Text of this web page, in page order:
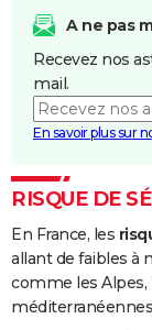
et/ou A ne pas
Recevez nos
mail.
En savoir plus sur
RISQUE DE
En France, les
allant de faibles à
comme les Alpes,